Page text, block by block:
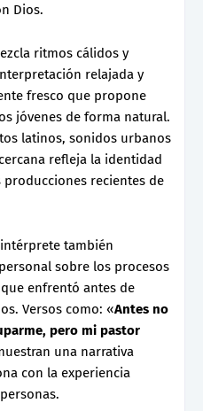
Dios.
ritmos cálidos y
relajada y
fresco que propone
jóvenes de forma natural.
latinos, sonidos urbanos
refleja la identidad
recientes de
también
sobre los procesos
enfrentó antes de
Versos como: «Antes no
pero mi pastor
una narrativa
con la experiencia